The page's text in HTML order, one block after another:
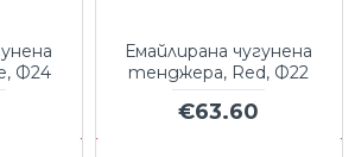
Ф24
Емайлирана чугунена
тенджера, Red, Ф22
€63.60